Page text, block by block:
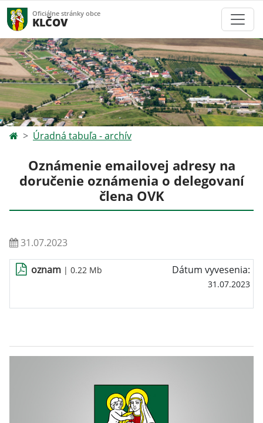
Oficiálne stránky obce
KLČOV
Úradná tabuľa - archív
Oznámenie emailovej adresy na
doručenie oznámenia o delegovaní
člena OVK
31.07.2023
oznam | 0.22 Mb Dátum vyvesenia:
31.07.2023